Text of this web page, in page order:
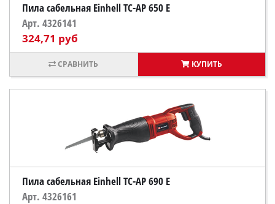
Пила сабельная Einhell TC-AP 650 E
Арт. 4326141
324,71 руб
КУПИТЬ
Пила сабельная Einhell TC-AP 690 E
Арт. 4326161